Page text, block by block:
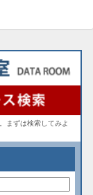
まずは検索してみよ